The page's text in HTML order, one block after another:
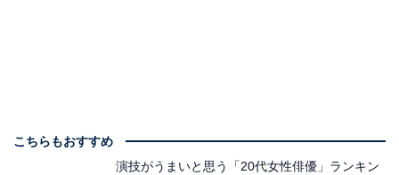
こちらもおすすめ
演技がうまいと思う「20代女性俳優」ランキン